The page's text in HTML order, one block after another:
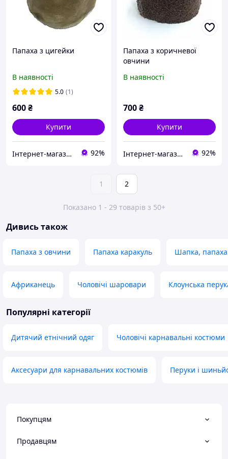
Папаха з цигейки
В наявності
5.0 (1)
600₴
Купити
Інтернет-магазин ГЕТЬМАН 92%
Папаха з коричневої
овчини
В наявності
700₴
Купити
Інтернет-магазин ГЕТЬМАН 92%
1 2
Показано 1 - 29 товарів з 50+
Дивись також
Папаха з овчини Папаха каракуль Шапка, папаха
Африканець Чоловічі шаровари Клоунська
Популярні категорії
Дитячий етнічний одяг Чоловічі карнавальні костюми
Аксесуари для карнавальних костюмів Перуки і
Покупцям
Продавцям